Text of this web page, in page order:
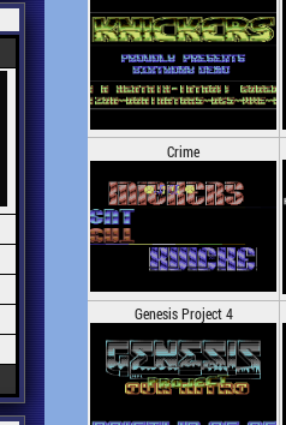
Crime
Genesis Project 4